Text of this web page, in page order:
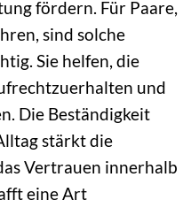
fördern. Für Paare,
sind solche
Sie helfen, die
und
Die Beständigkeit
stärkt die
Vertrauen innerhalb
eine Art